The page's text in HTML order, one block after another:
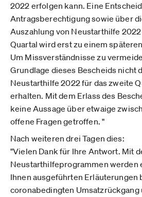
2022 erfolgen kann. Eine
Antragsberechtigung sowie über
Auszahlung von Neustarthilfe
Quartal wird erst zu einem
Um Missverständnisse zu
Grundlage dieses Bescheids nicht
Neustarthilfe 2022 für das zweite
erhalten. Mit dem Erlass des
keine Aussage über etwaige
offene Fragen getroffen. "
Nach weiteren drei Tagen dies:
"Vielen Dank für Ihre Antwort. Mit
Neustarthilfeprogrammen werden
Ihnen ausgeführten Erläuterungen
coronabedingten Umsatzrückgang